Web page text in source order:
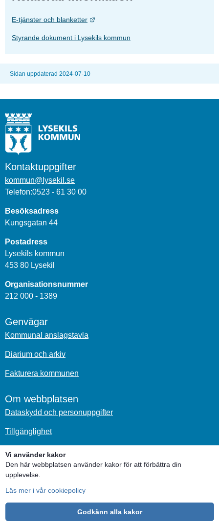
Vi använder kakor
Den här webbplatsen använder kakor för att förbättra din
upplevelse.
Läs mer i vår cookiepolicy
Godkänn alla kakor
E-tjänster och blanketter Länk till annan webbplats.
Styrande dokument i Lysekils kommun
Sidan uppdaterad 2024-07-10
Kontaktuppgifter
kommun@lysekil.se
Telefon:0523 - 61 30 00
Besöksadress
Kungsgatan 44
Postadress
Lysekils kommun
453 80 Lysekil
Organisationsnummer
212 000 - 1389
Genvägar
Kommunal anslagstavla
Diarium och arkiv
Fakturera kommunen
Om webbplatsen
Dataskydd och personuppgifter
Tillgänglighet
Om kakor
Sociala medier